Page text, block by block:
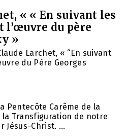
« « En suivant les
l’œuvre du père
»
Larchet, « “En suivant
du Père Georges
Pentecôte Carême de la
Transfiguration de notre
Jésus-Christ. ...